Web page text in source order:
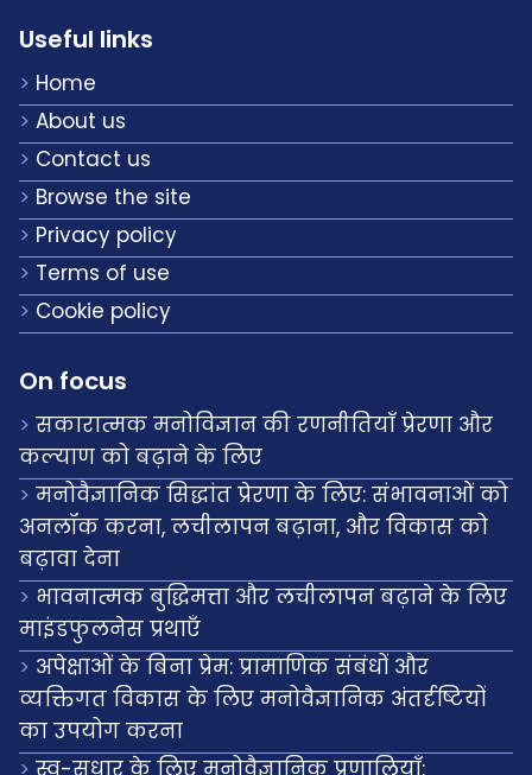
Useful links
Home
About us
Contact us
Browse the site
Privacy policy
Terms of use
Cookie policy
On focus
सकारात्मक मनोविज्ञान की रणनीतियाँ प्रेरणा और
कल्याण को बढ़ाने के लिए
मनोवैज्ञानिक सिद्धांत प्रेरणा के लिए: संभावनाओं को
अनलॉक करना, लचीलापन बढ़ाना, और विकास को
बढ़ावा देना
भावनात्मक बुद्धिमत्ता और लचीलापन बढ़ाने के लिए
माइंडफुलनेस प्रथाएँ
अपेक्षाओं के बिना प्रेम: प्रामाणिक संबंधों और
व्यक्तिगत विकास के लिए मनोवैज्ञानिक अंतर्दृष्टियों
का उपयोग करना
स्व-सुधार के लिए मनोवैज्ञानिक प्रणालियाँ: